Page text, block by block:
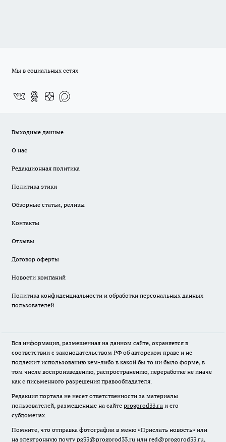
Мы в социальных сетях
Выходные данные
О нас
Редакционная политика
Политика этики
Обзорные статьи, релизы
Контакты
Отзывы
Договор оферты
Новости компаний
Политика конфиденциальности и обработки персональных данных
пользователей
Вся информация, размещенная на данном сайте, охраняется в
соответствии с законодательством РФ об авторском праве и не
подлежит использованию кем-либо в какой бы то ни было форме, в
том числе воспроизведению, распространению, переработке не иначе
как с письменного разрешения правообладателя.
Редакция портала не несет ответственности за материалы
пользователей, размещенные на сайте progorod33.ru и его
субдоменах.
Помните, что отправка фотографии в меню «Прислать новость» или
на электронную почту pg33@progorod33.ru или red@progorod33.ru,